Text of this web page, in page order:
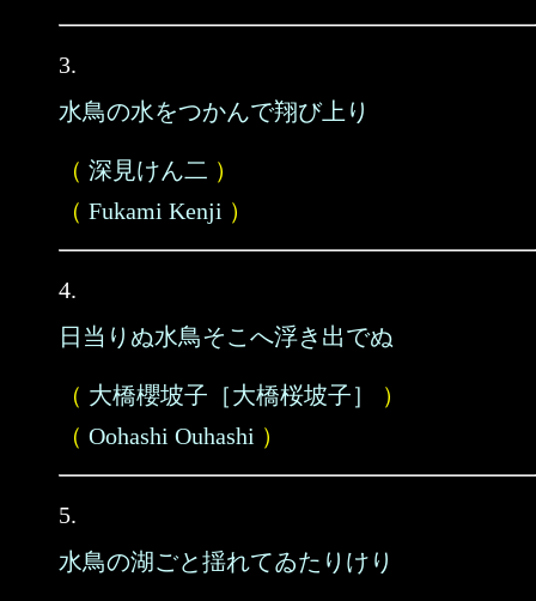
3.
水鳥の水をつかんで翔び上り
（ 深見けん二 ）
（ Fukami Kenji ）
4.
日当りぬ水鳥そこへ浮き出でぬ
（ 大橋櫻坡子［大橋桜坡子］
）
（ Oohashi Ouhashi ）
5.
水鳥の湖ごと揺れてゐたりけり